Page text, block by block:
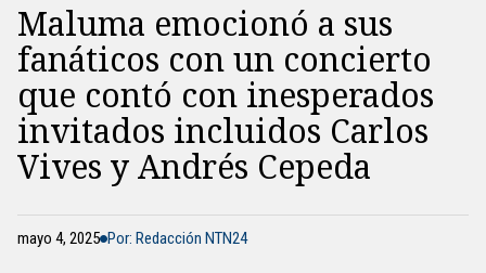
Maluma emocionó a sus
fanáticos con un concierto
que contó con inesperados
invitados incluidos Carlos
Vives y Andrés Cepeda
mayo 4, 2025 Por: Redacción NTN24